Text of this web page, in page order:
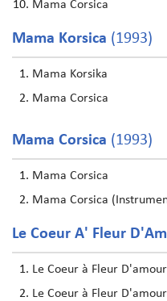
Mama Corsica
Mama Korsica (1993)
Mama Korsika
Mama Corsica
Mama Corsica (1993)
Mama Corsica
Mama Corsica
Le Coeur A' Fleur
Le Coeur à Fleur D'amour
Le Coeur à Fleur